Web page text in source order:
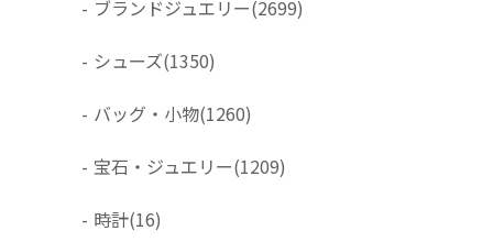
- ブランドジュエリー(2699)
- シューズ(1350)
- バッグ・小物(1260)
- 宝石・ジュエリー(1209)
- 時計(16)